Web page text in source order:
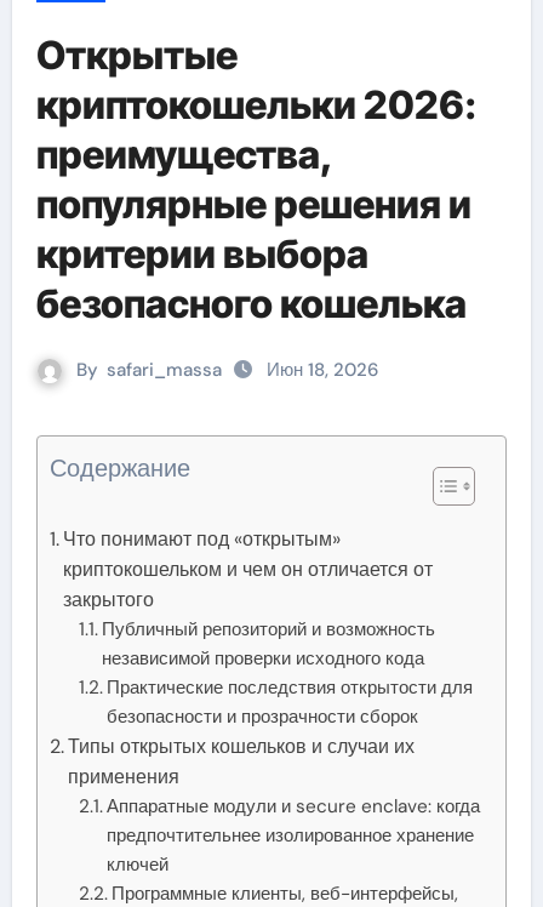
Открытые
криптокошельки 2026:
преимущества,
популярные решения и
критерии выбора
безопасного кошелька
By safari_massa Июн 18, 2026
Содержание
Что понимают под «открытым»
криптокошельком и чем он отличается от
закрытого
Публичный репозиторий и возможность
независимой проверки исходного кода
Практические последствия открытости для
безопасности и прозрачности сборок
Типы открытых кошельков и случаи их
применения
Аппаратные модули и secure enclave: когда
предпочтительнее изолированное хранение
ключей
Программные клиенты, веб-интерфейсы,